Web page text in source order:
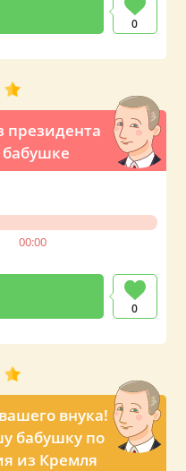
0
президента
00:00
0
внука!
бабушку по
из Кремля